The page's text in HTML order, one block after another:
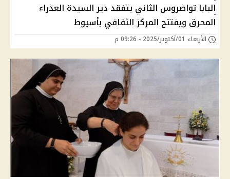
البابا تواضروس الثاني يتفقد دير السيدة العذراء
المحرق ويفتتح المركز الثقافي بأسيوط
الأربعاء 01/أكتوبر/2025 - 09:26 م